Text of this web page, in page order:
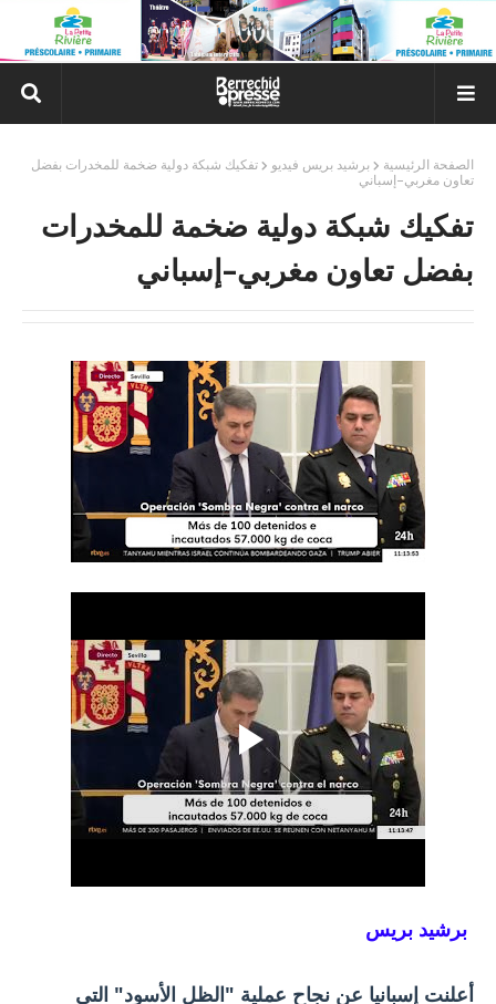
الصفحة الرئيسية برشيد بريس فيديو
تفكيك شبكة دولية ضخمة للمخدرات بفضل
تعاون مغربي–إسباني
تفكيك شبكة دولية ضخمة للمخدرات
بفضل تعاون مغربي–إسباني
برشيد بريس
أعلنت إسبانيا عن نجاح عملية "الظل الأسود" التي